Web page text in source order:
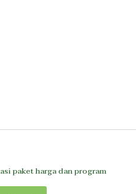
paket harga dan program